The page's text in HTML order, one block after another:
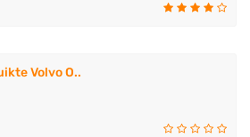
Volvo O..